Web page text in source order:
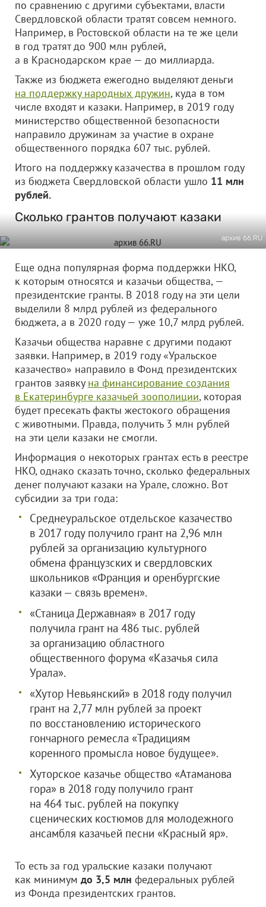
по сравнению с другими субъектами, власти
Свердловской области тратят совсем немного.
Например, в Ростовской области на те же цели
в год тратят до 900 млн рублей,
а в Краснодарском крае — до миллиарда.
Также из бюджета ежегодно выделяют деньги
на поддержку народных дружин, куда в том
числе входят и казаки. Например, в 2019 году
министерство общественной безопасности
направило дружинам за участие в охране
общественного порядка 607 тыс. рублей.
Итого на поддержку казачества в прошлом году
из бюджета Свердловской области ушло 11 млн
рублей.
Сколько грантов получают казаки
архив 66.RU
Еще одна популярная форма поддержки НКО,
к которым относятся и казачьи общества, —
президентские гранты. В 2018 году на эти цели
выделили 8 млрд рублей из федерального
бюджета, а в 2020 году — уже 10,7 млрд рублей.
Казачьи общества наравне с другими подают
заявки. Например, в 2019 году «Уральское
казачество» направило в Фонд президентских
грантов заявку на финансирование создания
в Екатеринбурге казачьей зоополиции, которая
будет пресекать факты жестокого обращения
с животными. Правда, получить 3 млн рублей
на эти цели казаки не смогли.
Информация о некоторых грантах есть в реестре
НКО, однако сказать точно, сколько федеральных
денег получают казаки на Урале, сложно. Вот
субсидии за три года:
Среднеуральское отдельское казачество
в 2017 году получило грант на 2,96 млн
рублей за организацию культурного
обмена французских и свердловских
школьников «Франция и оренбургские
казаки — связь времен».
«Станица Державная» в 2017 году
получила грант на 486 тыс. рублей
за организацию областного
общественного форума «Казачья сила
Урала».
«Хутор Невьянский» в 2018 году получил
грант на 2,77 млн рублей за проект
по восстановлению исторического
гончарного ремесла «Традициям
коренного промысла новое будущее».
Хуторское казачье общество «Атаманова
гора» в 2018 году получило грант
на 464 тыс. рублей на покупку
сценических костюмов для молодежного
ансамбля казачьей песни «Красный яр».
То есть за год уральские казаки получают
как минимум до 3,5 млн федеральных рублей
из Фонда президентских грантов.